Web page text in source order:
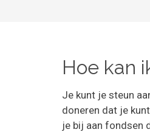
Hoe kan
Je kunt je steun
doneren dat je
je bij aan fondsen